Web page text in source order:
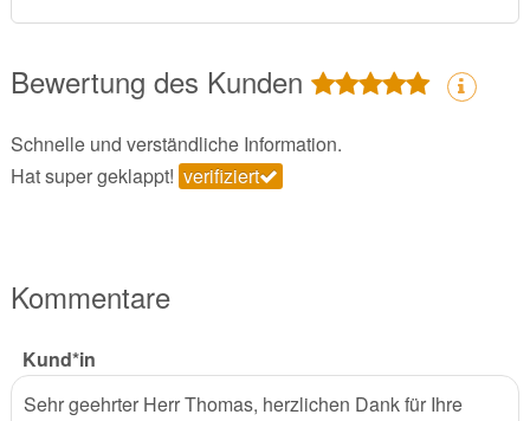
Bewertung des Kunden
Schnelle und verständliche Information.
Hat super geklappt! verifiziert
Kommentare
Kund*in
Sehr geehrter Herr Thomas, herzlichen Dank für Ihre